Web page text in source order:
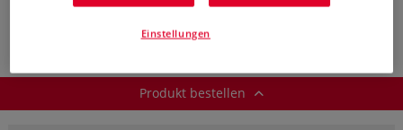
Produkt bestellen
Produkt bestellen
Einstellungen